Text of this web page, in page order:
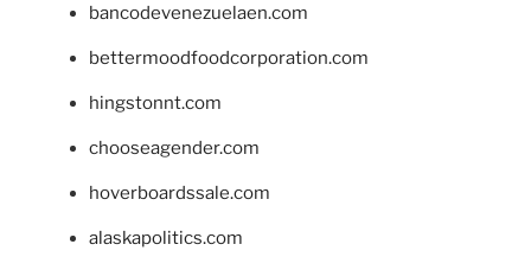
bancodevenezuelaen.com
bettermoodfoodcorporation.com
hingstonnt.com
chooseagender.com
hoverboardssale.com
alaskapolitics.com